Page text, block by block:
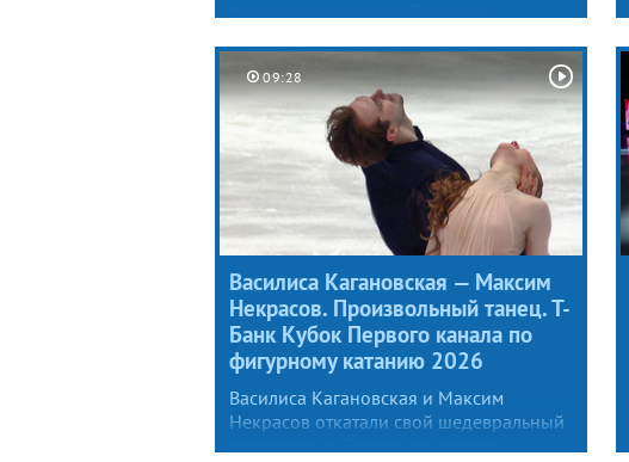
представили номер под музыкальную
тему No Time to Die из Бондианы.
09:28
Василиса Кагановская — Максим
Некрасов. Произвольный танец. Т-
Банк Кубок Первого канала по
фигурному катанию 2026
Василиса Кагановская и Максим
Некрасов откатали свой шедевральный